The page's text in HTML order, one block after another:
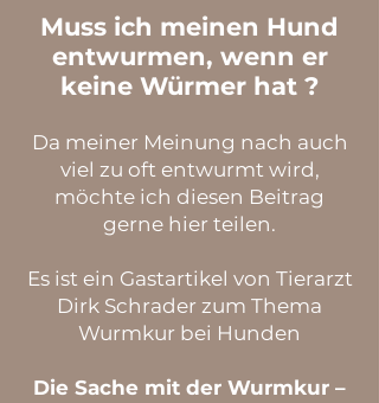
Muss ich meinen Hund
entwurmen, wenn er
keine Würmer hat ?
Da meiner Meinung nach auch
viel zu oft entwurmt wird,
möchte ich diesen Beitrag
gerne hier teilen.
Es ist ein Gastartikel von Tierarzt
Dirk Schrader zum Thema
Wurmkur bei Hunden
Die Sache mit der Wurmkur –